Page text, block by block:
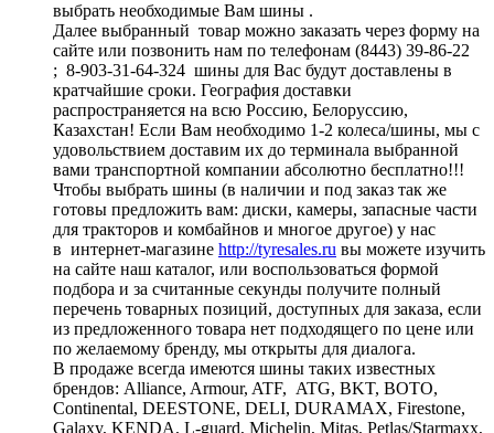
выбрать необходимые Вам шины .
Далее выбранный товар можно заказать через форму на
сайте или позвонить нам по телефонам (8443) 39-86-22
; 8-903-31-64-324 шины для Вас будут доставлены в
кратчайшие сроки. География доставки
распространяется на всю Россию, Белоруссию,
Казахстан! Если Вам необходимо 1-2 колеса/шины, мы с
удовольствием доставим их до терминала выбранной
вами транспортной компании абсолютно бесплатно!!!
Чтобы выбрать шины (в наличии и под заказ так же
готовы предложить вам: диски, камеры, запасные части
для тракторов и комбайнов и многое другое) у нас
в интернет-магазине http://tyresales.ru вы можете изучить
на сайте наш каталог, или воспользоваться формой
подбора и за считанные секунды получите полный
перечень товарных позиций, доступных для заказа, если
из предложенного товара нет подходящего по цене или
по желаемому бренду, мы открыты для диалога.
В продаже всегда имеются шины таких известных
брендов: Alliance, Armour, ATF, ATG, BKT, BOTO,
Continental, DEESTONE, DELI, DURAMAX, Firestone,
Galaxy, KENDA, L-guard, Michelin, Mitas, Petlas/Starmaxx,